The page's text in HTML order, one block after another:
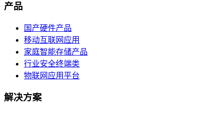
产品
国产硬件产品
移动互联网应用
家庭智能存储产品
行业安全终端类
物联网应用平台
解决方案